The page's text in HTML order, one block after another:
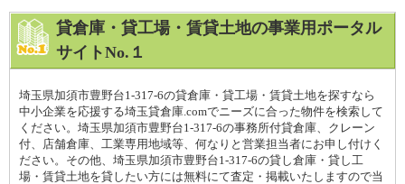
貸倉庫・貸工場・賃貸土地の事業用ポータル
サイトNo.１
埼玉県加須市豊野台1-317-6の貸倉庫・貸工場・賃貸土地を探すなら
中小企業を応援する埼玉貸倉庫.comでニーズに合った物件を検索して
ください。埼玉県加須市豊野台1-317-6の事務所付貸倉庫、クレーン
付、店舗倉庫、工業専用地域等、何なりと営業担当者にお申し付けく
ださい。その他、埼玉県加須市豊野台1-317-6の貸し倉庫・貸し工
場・賃貸土地を貸したい方には無料にて査定・掲載いたしますので当